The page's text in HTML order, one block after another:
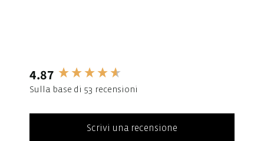
4.87
Sulla base di 53 recensioni
Scrivi una recensione
New content loaded